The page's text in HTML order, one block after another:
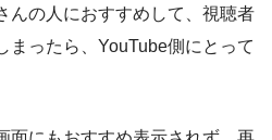
んの人におすすめして、視聴者
まったら、YouTube側にとって